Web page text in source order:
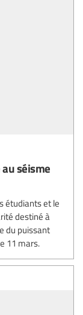
séisme
étudiants et le
destiné à
du puissant
11 mars.